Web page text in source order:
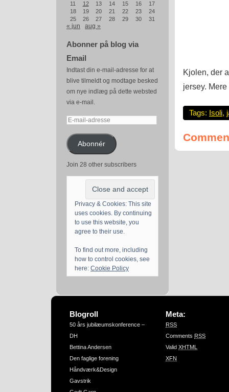
11
12 13 14 15 16
17
18
19 20 21 22 23
24
25
26 27 28 29 30 31
« jun aug »
Abonner på blog via
Email
Indtast din e-mail-adresse for at
blive tilmeldt og modtage besked
om nye indlæg på dette websted
via e-mail.
E-
adresseAbonnér
Join 28 other subscribers
Privacy & Cookies: This site
uses cookies. By continuing
to use this website, you
agree to their use.
To find out more, including
how to control cookies, see
here: Cookie Policy
Kjolen, der
jersey.
Tags: Isoli,
Blogroll
50 års jubilæumskonference –
DH
Bettina Andersen
Den faglige forening
Håndværk&Design
Gavstrik
Meta:
RSS
Comments RSS
Valid XHTML
XFN